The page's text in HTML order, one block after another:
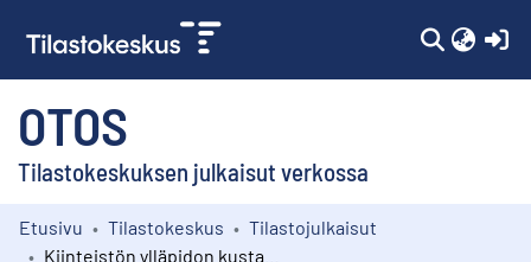
OTOS
Tilastokeskuksen julkaisut verkossa
Kokoelmat
Etusivu Tilastokeskus
Tilastojulkaisut